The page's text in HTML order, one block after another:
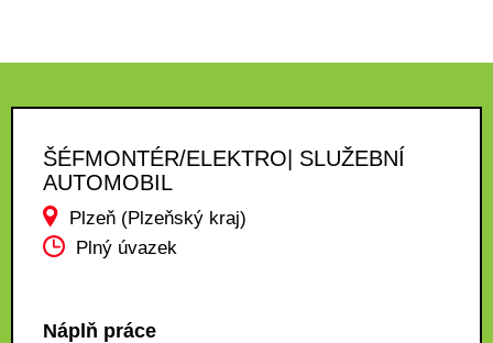
ŠÉFMONTÉR/ELEKTRO| SLUŽEBNÍ
AUTOMOBIL
Plzeň (Plzeňský kraj)
Plný úvazek
Náplň práce